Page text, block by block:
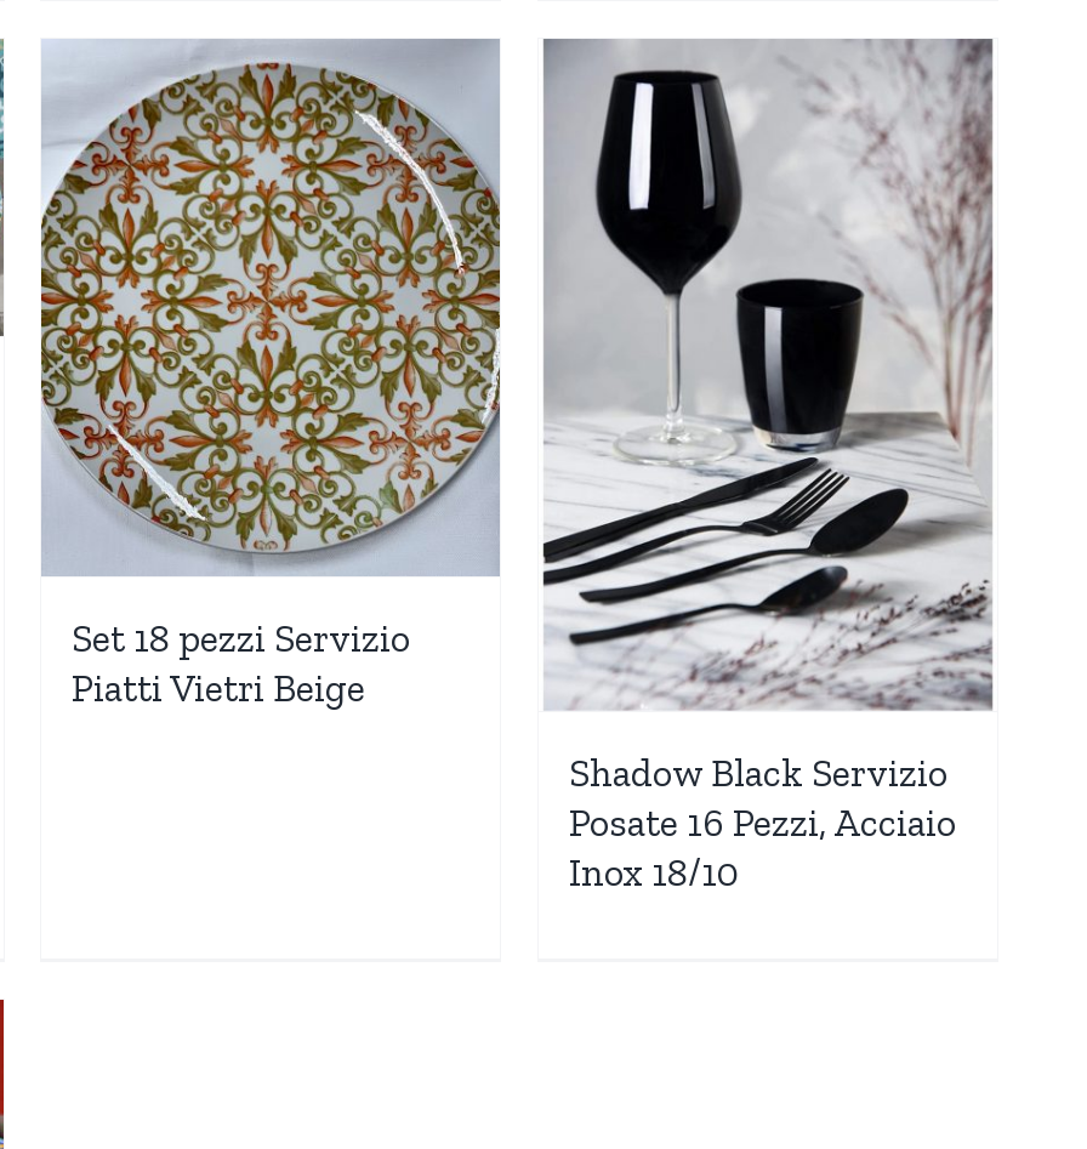
Set 18 pezzi Servizio
Piatti Vietri Beige
Shadow Black Servizio
Posate 16 Pezzi, Acciaio
Inox 18/10
Nuovi Arrivi OGGETTISTICA Più Venduti
Shadow Black Servizio
Posate 16 Pezzi, Acciaio
Inox 18/10